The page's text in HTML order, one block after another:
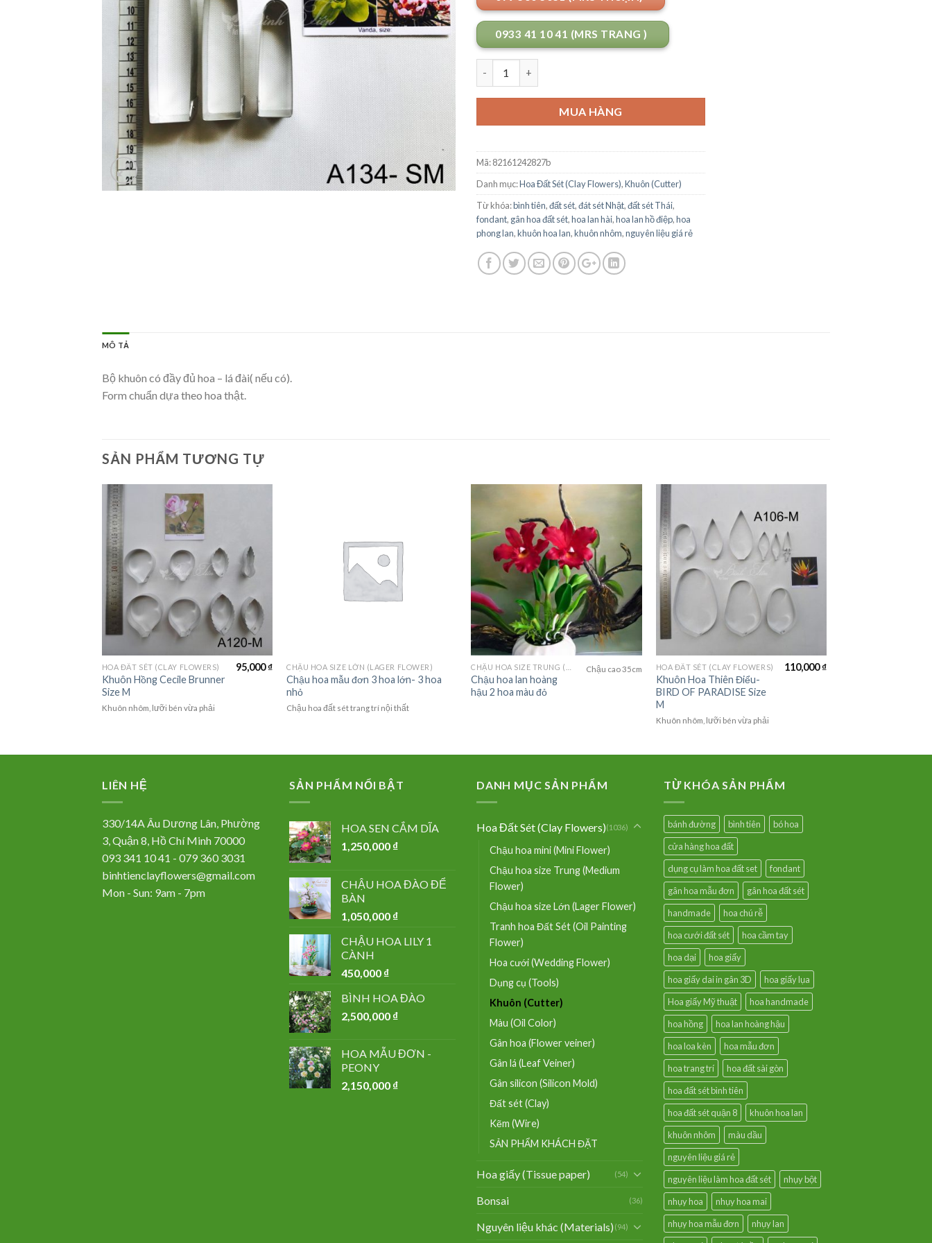
0933 41 10 41 (MRS TRANG )
MUA HÀNG
Mã:82161242827b
Danh mục:Hoa Đất Sét (Clay Flowers),Khuôn (Cutter)
Từ khóa:bình tiên,đất sét,đát sét Nhật,đất sét Thái,
fondant, gân hoa đất sét,hoa lan hài,hoa lan hồ điệp,hoa
phong lan,khuôn hoa lan,khuôn nhôm,nguyên liệu giá rẻ
MÔ TẢ
Bộ khuôn có đầy đủ hoa – lá đài( nếu có).
Form chuẩn dựa theo hoa thật.
SẢN PHẨM TƯƠNG TỰ
HOA ĐẤT SÉT (CLAY FLOWERS)
Khuôn Hồng Cecile Brunner
Size M
95,000₫
Khuôn nhôm, lưỡi bén vừa phải
CHẬU HOA SIZE LỚN (LAGER FLOWER)
Chậu hoa mẫu đơn 3 hoa lớn- 3 hoa
nhỏ
Chậu hoa đất sét trang trí nội thất
Chậu hoa lan hoàng
hậu 2 hoa màu đỏ
Chậu cao 35cm HOA ĐẤT SÉT (CLAY FLOWERS)
Khuôn Hoa Thiên Điểu-
BIRD OF PARADISE Size
M
110,000₫
Khuôn nhôm, lưỡi bén vừa phải
LIÊN HỆ
330/14A Âu Dương Lân, Phường
3, Quận 8, Hồ Chí Minh 70000
093 341 10 41 - 079 360 3031
binhtienclayflowers@gmail.com
Mon - Sun: 9am - 7pm
SẢN PHẨM NỔI BẬT
HOA SEN CẮM DĨA
1,250,000 ₫
CHẬU HOA ĐÀO ĐỂ
BÀN
1,050,000 ₫
CHẬU HOA LILY 1
CÀNH
450,000 ₫
BÌNH HOA ĐÀO
2,500,000 ₫
HOA MẪU ĐƠN -
PEONY
2,150,000 ₫
DANH MỤC SẢN PHẨM
Hoa Đất Sét (Clay Flowers)(1036)
Chậu hoa mini (Mini Flower)
Chậu hoa size Trung (Medium
Flower)
Chậu hoa size Lớn (Lager Flower)
Tranh hoa Đất Sét (Oil Painting
Flower)
Hoa cưới (Wedding Flower)
Dụng cụ (Tools)
Khuôn (Cutter)
Màu (Oil Color)
Gân hoa (Flower veiner)
Gân lá (Leaf Veiner)
Gân silicon (Silicon Mold)
Đất sét (Clay)
Kẽm (Wire)
SẢN PHẨM KHÁCH ĐẶT
Hoa giấy (Tissue paper) (54)
Bonsai (36)
Nguyên liệu khác (Materials) (94)
TỪ KHÓA SẢN PHẨM
bánh đường bình tiên
bó hoa
cửa hàng hoa đất
dụng cụ làm hoa đất set
fondant
gân hoa mẫu đơn
gân hoa đất sét
handmade
hoa chú rễ
hoa cưới đất sét
hoa cầm tay
hoa dại
hoa giấy
hoa giấy dai in gân 3D
hoa giấy lụa
Hoa giấy Mỹ thuật
hoa handmade
hoa hồng
hoa lan hoàng hậu
hoa loa kèn
hoa mẫu đơn
hoa trang trí
hoa đất sài gòn
hoa đất sét bình tiên
hoa đất sét quận 8
khuôn hoa lan
khuôn nhôm
màu dầu
nguyên liệu giá rẻ
nguyên liệu làm hoa đất sét
nhụy bột
nhụy hoa
nhụy hoa mai
nhụy hoa mẫu đơn
nhụy lan